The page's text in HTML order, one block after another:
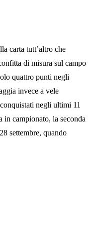
carta tutt’altro che
di misura sul campo
quattro punti negli
invece a vele
negli ultimi 11
in campionato, la seconda
settembre, quando